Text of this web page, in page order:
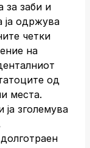
за заби и
ја одржува
четки
на
од
места.
зголемува